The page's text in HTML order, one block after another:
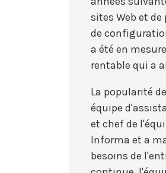
sites Web et
de
a été en
rentable qui a
La popularité
équipe
et chef de
Informa et a
besoins de